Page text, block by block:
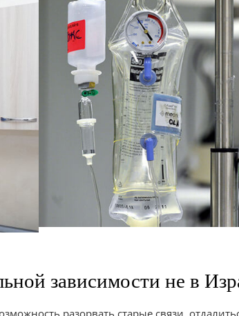
зависимости не в
разорвать старые связи,